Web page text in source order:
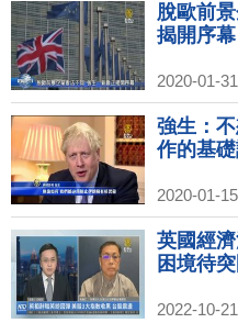
脫歐前
揭開序幕
2020-01-
強生：
作的基
2020-01-
英國經
困境待
2022-10-